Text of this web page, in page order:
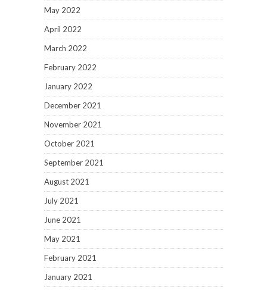
May 2022
April 2022
March 2022
February 2022
January 2022
December 2021
November 2021
October 2021
September 2021
August 2021
July 2021
June 2021
May 2021
February 2021
January 2021